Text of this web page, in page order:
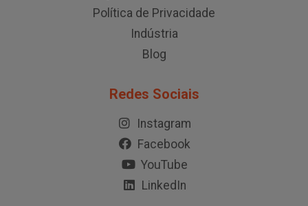
Política de Privacidade
Indústria
Blog
Redes Sociais
Instagram
Facebook
YouTube
LinkedIn